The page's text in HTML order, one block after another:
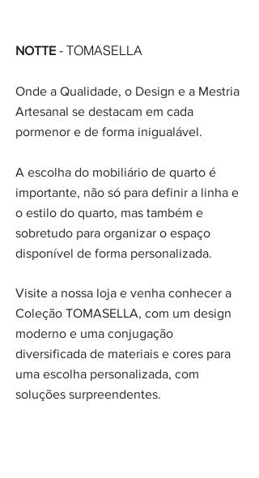
NOTTE - TOMASELLA
Onde a Qualidade, o Design e a Mestria
Artesanal se destacam em cada
pormenor e de forma inigualável.
A escolha do mobiliário de quarto é
importante, não só para definir a linha e
o estilo do quarto, mas também e
sobretudo para organizar o espaço
disponível de forma personalizada.
Visite a nossa loja e venha conhecer a
Coleção TOMASELLA, com um design
moderno e uma conjugação
diversificada de materiais e cores para
uma escolha personalizada, com
soluções surpreendentes.